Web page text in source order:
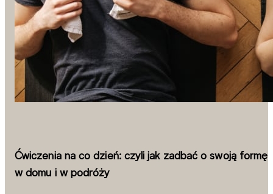
Ćwiczenia na co dzień: czyli jak zadbać o swoją formę
w domu i w podróży